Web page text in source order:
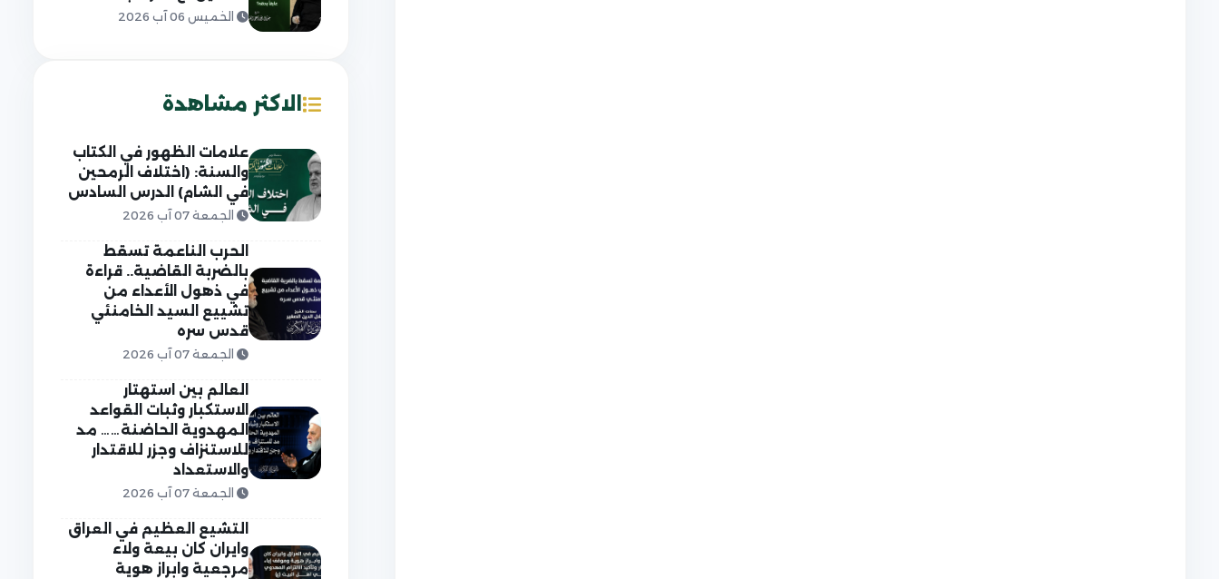
الخميس 06 آب 2026
الاكثر مشاهدة
علامات الظهور في الكتاب
والسنة: (اختلاف الرمحين
في الشام) الدرس السادس
الجمعة 07 آب 2026
الحرب الناعمة تسقط
بالضربة القاضية.. قراءة
في ذهول الأعداء من
تشييع السيد الخامنئي
قدس سره
الجمعة 07 آب 2026
العالم بين استهتار
الاستكبار وثبات القواعد
المهدوية الحاضنة…… مد
للاستنزاف وجزر للاقتدار
والاستعداد
الجمعة 07 آب 2026
التشيع العظيم في العراق
وايران كان بيعة ولاء
مرجعية وابراز هوية